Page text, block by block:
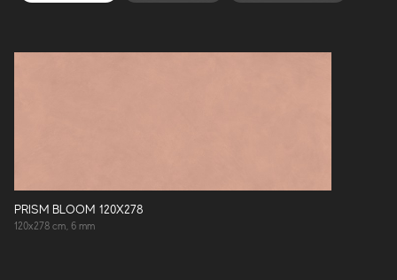
PRISM BLOOM 120X278
120x278 cm, 6 mm